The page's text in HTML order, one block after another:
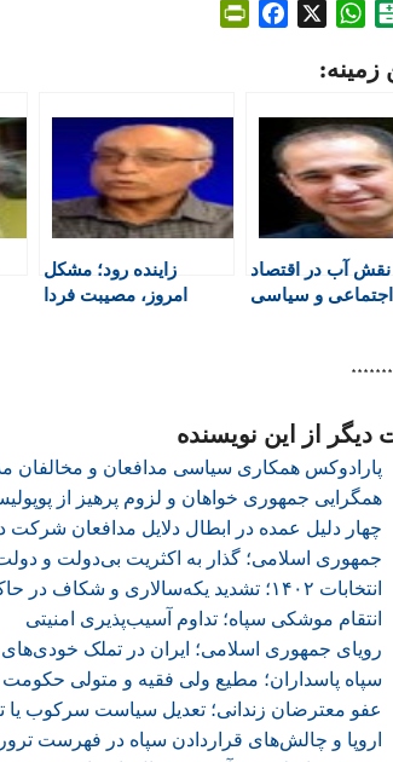
l
t
a
r
i
n
W
a
s
A
p
p
F
i
e
زمینه:
نقش آب در اقتصاد
اجتماعی و سیاسی
زاینده رود؛ مشکل
امروز، مصیبت فردا
دیگر از این نویسنده
پارادوکس همکاری سیاسی مدافعان و مخالفان
همگرایی جمهوری خواهان و لزوم پرهیز از
چهار دلیل عمده در ابطال دلایل مدافعان شرکت در
جمهوری اسلامی؛ گذار به اکثریت بی‌دولت و
انتخابات ۱۴۰۲؛ تشدید یکه‌سالاری و شکاف در حاکمیت یکپارچه
انتقام موشکی سپاه؛ تداوم آسیب‌پذیری امنیتی
رویای جمهوری اسلامی؛ ایران در تملک
سپاه پاسداران؛ مطیع ولی فقیه و متولی حکومت
عفو معترضان زندانی؛ تعدیل سیاست سرکوب
اروپا و چالش‌های قراردادن سپاه در فهرست